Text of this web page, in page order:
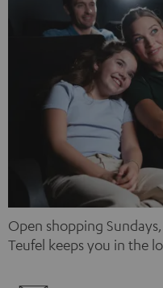
confidentialité.
Open shopping
Teufel keeps you in the